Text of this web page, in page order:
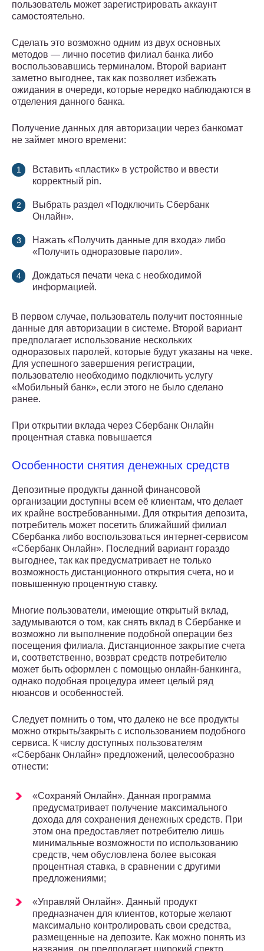
пользователь может зарегистрировать аккаунт
самостоятельно.
Сделать это возможно одним из двух основных
методов — лично посетив филиал банка либо
воспользовавшись терминалом. Второй вариант
заметно выгоднее, так как позволяет избежать
ожидания в очереди, которые нередко наблюдаются в
отделения данного банка.
Получение данных для авторизации через банкомат
не займет много времени:
Вставить «пластик» в устройство и ввести
корректный pin.
Выбрать раздел «Подключить Сбербанк
Онлайн».
Нажать «Получить данные для входа» либо
«Получить одноразовые пароли».
Дождаться печати чека с необходимой
информацией.
В первом случае, пользователь получит постоянные
данные для авторизации в системе. Второй вариант
предполагает использование нескольких
одноразовых паролей, которые будут указаны на чеке.
Для успешного завершения регистрации,
пользователю необходимо подключить услугу
«Мобильный банк», если этого не было сделано
ранее.
При открытии вклада через Сбербанк Онлайн
процентная ставка повышается
Особенности снятия денежных средств
Депозитные продукты данной финансовой
организации доступны всем её клиентам, что делает
их крайне востребованными. Для открытия депозита,
потребитель может посетить ближайший филиал
Сбербанка либо воспользоваться интернет-сервисом
«Сбербанк Онлайн». Последний вариант гораздо
выгоднее, так как предусматривает не только
возможность дистанционного открытия счета, но и
повышенную процентную ставку.
Многие пользователи, имеющие открытый вклад,
задумываются о том, как снять вклад в Сбербанке и
возможно ли выполнение подобной операции без
посещения филиала. Дистанционное закрытие счета
и, соответственно, возврат средств потребителю
может быть оформлен с помощью онлайн-банкинга,
однако подобная процедура имеет целый ряд
нюансов и особенностей.
Следует помнить о том, что далеко не все продукты
можно открыть/закрыть с использованием подобного
сервиса. К числу доступных пользователям
«Сбербанк Онлайн» предложений, целесообразно
отнести:
«Сохраняй Онлайн». Данная программа
предусматривает получение максимального
дохода для сохранения денежных средств. При
этом она предоставляет потребителю лишь
минимальные возможности по использованию
средств, чем обусловлена более высокая
процентная ставка, в сравнении с другими
предложениями;
«Управляй Онлайн». Данный продукт
предназначен для клиентов, которые желают
максимально контролировать свои средства,
размещенные на депозите. Как можно понять из